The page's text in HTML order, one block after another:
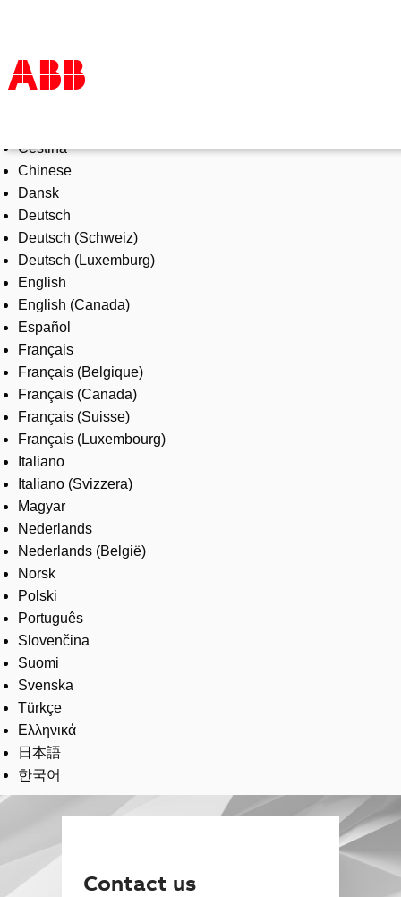
Products & Solutions
Industries
Services
About us
Where to buy
Contact us
Careers
Čeština
Chinese
Dansk
Deutsch
Deutsch (Schweiz)
Deutsch (Luxemburg)
English
English (Canada)
Español
Français
Français (Belgique)
Français (Canada)
Français (Suisse)
Français (Luxembourg)
Italiano
Italiano (Svizzera)
Magyar
Nederlands
Nederlands (België)
Norsk
Polski
Português
Slovenčina
Suomi
Svenska
Türkçe
Ελληνικά
日本語
한국어
Contact us